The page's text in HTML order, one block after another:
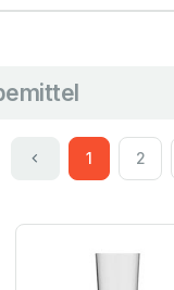
1 2